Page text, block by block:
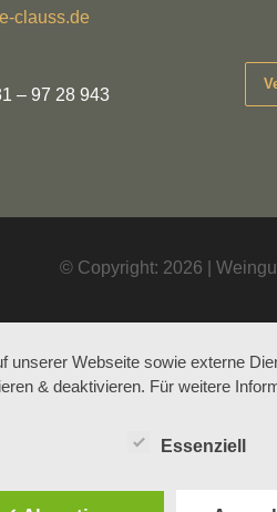
clauss.de
– 97 28 943
© Copyright: 2026 |
unserer Webseite sowie externe
& deaktivieren. Für weitere
Essenziell